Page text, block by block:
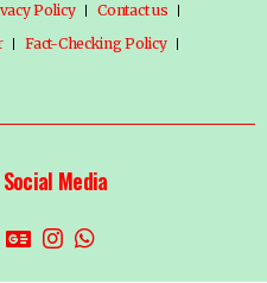
Policy
Contact us
Fact-Checking Policy
Media